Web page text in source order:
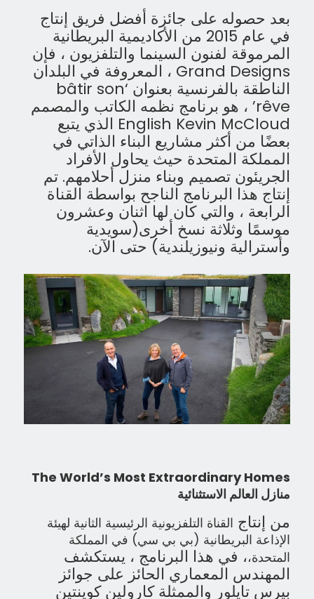
بعد حصوله على جائزة أفضل فريق إنتاج
في عام 2015 من الأكاديمية البريطانية
المرموقة لفنون السينما والتلفزيون ، فإن
Grand Designs ، المعروفة في البلدان
الناطقة بالفرنسية بعنوان ‘bâtir son
rêve’ ، هو برنامج نظمه الكاتب والمصمم
English Kevin McCloud الذي يتبع
بعضًا من أكثر مشاريع البناء الذاتي في
المملكة المتحدة حيث يحاول الأفراد
الجريئون تصميم وبناء منزل أحلامهم. تم
إنتاج هذا البرنامج الناجح بواسطة القناة
الرابعة ، والتي كان لها اثنان وعشرون
موسمًا وثلاثة نسخ أخرى(سويدية
وأسترالية ونيوزيلندية) حتى الآن.
The World’s Most Extraordinary Homes
منازل العالم الاستثنائية
من إنتاج القناة التلفزيونية الرئيسية الثانية لهيئة
الإذاعة البريطانية (بي بي سي) في المملكة
المتحدة،، في هذا البرنامج ، يستكشف
المهندس المعماري الحائز على جوائز
بيرس تايلور والممثلة كارولينكوينتين